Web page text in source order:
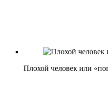
Плохой человек или